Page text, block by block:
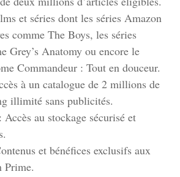
et séries dont les séries Amazon
comme The Boys, les séries
Grey’s Anatomy ou encore le
Commandeur : Tout en douceur.
à un catalogue de 2 millions de
illimité sans publicités.
au stockage sécurisé et
et bénéfices exclusifs aux
Prime.